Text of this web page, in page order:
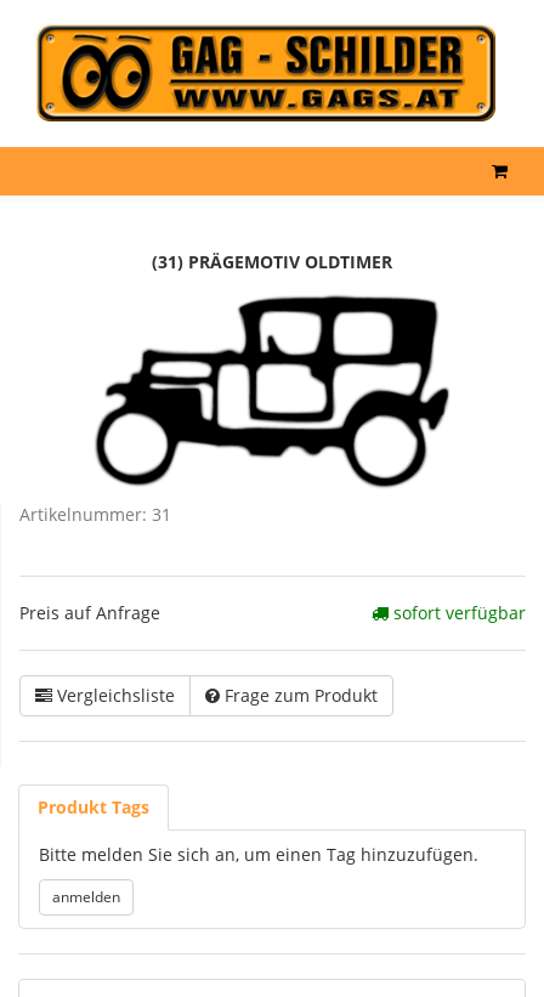
(31) PRÄGEMOTIV OLDTIMER
Artikelnummer: 31
Preis auf Anfrage sofort verfügbar
Vergleichsliste Frage zum Produkt
Produkt Tags
Bitte melden Sie sich an, um einen Tag hinzuzufügen.